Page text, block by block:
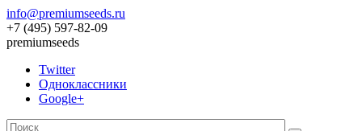
info@premiumseeds.ru
+7 (495) 597-82-09
premiumseeds
Twitter
Одноклассники
Google+